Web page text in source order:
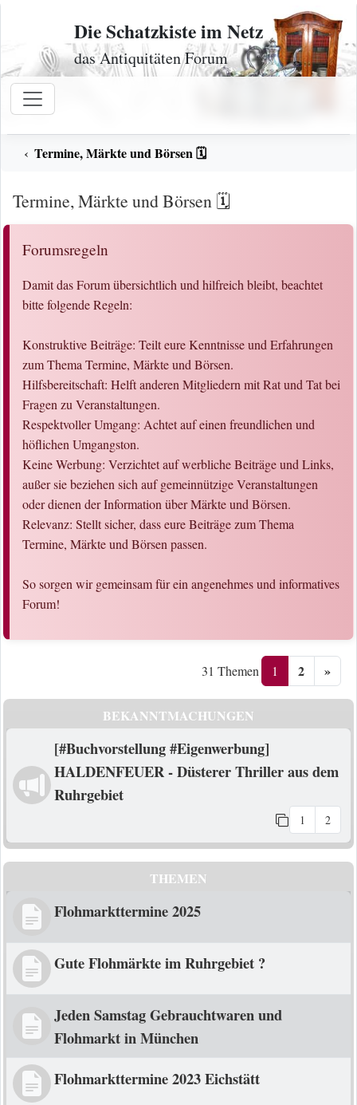
Zum Inhalt
Die Schatzkiste im Netz
das Antiquitäten Forum
Termine, Märkte und Börsen 🗓️
Termine, Märkte und Börsen 🗓️
Forumsregeln
Damit das Forum übersichtlich und hilfreich bleibt, beachtet
bitte folgende Regeln:
Konstruktive Beiträge: Teilt eure Kenntnisse und Erfahrungen
zum Thema Termine, Märkte und Börsen.
Hilfsbereitschaft: Helft anderen Mitgliedern mit Rat und Tat bei
Fragen zu Veranstaltungen.
Respektvoller Umgang: Achtet auf einen freundlichen und
höflichen Umgangston.
Keine Werbung: Verzichtet auf werbliche Beiträge und Links,
außer sie beziehen sich auf gemeinnützige Veranstaltungen
oder dienen der Information über Märkte und Börsen.
Relevanz: Stellt sicher, dass eure Beiträge zum Thema
Termine, Märkte und Börsen passen.
So sorgen wir gemeinsam für ein angenehmes und informatives
Forum!
31 Themen 1 2 »
BEKANNTMACHUNGEN
[#Buchvorstellung #Eigenwerbung]
HALDENFEUER - Düsterer Thriller aus dem
Ruhrgebiet
1 2
THEMEN
Flohmarkttermine 2025
Gute Flohmärkte im Ruhrgebiet ?
Jeden Samstag Gebrauchtwaren und
Flohmarkt in München
Flohmarkttermine 2023 Eichstätt